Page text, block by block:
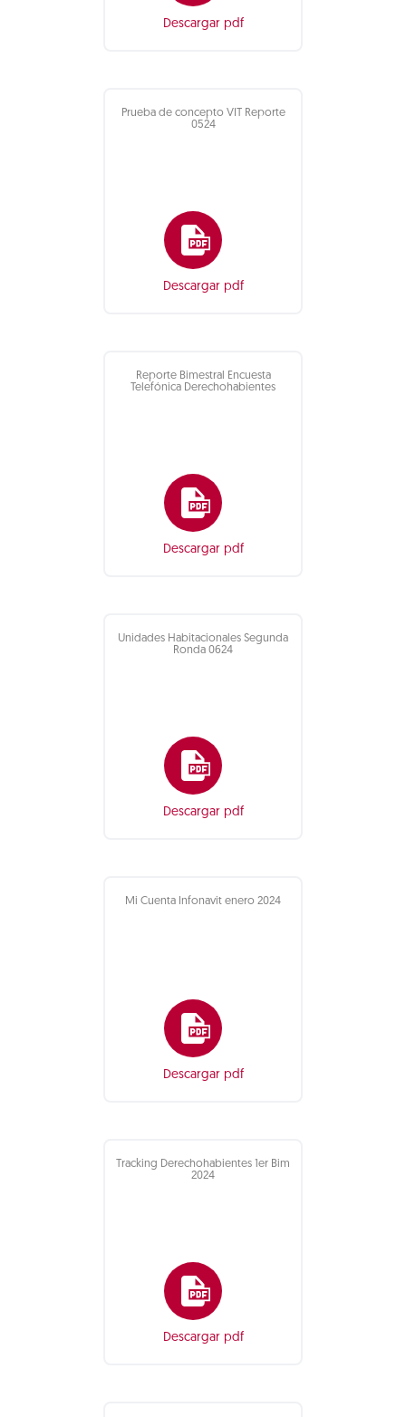
Descargar pdf
Prueba de concepto VIT Reporte
0524
Descargar pdf
Reporte Bimestral Encuesta
Telefónica Derechohabientes
Descargar pdf
Unidades Habitacionales Segunda
Ronda 0624
Descargar pdf
Mi Cuenta Infonavit enero 2024
Descargar pdf
Tracking Derechohabientes 1er Bim
2024
Descargar pdf